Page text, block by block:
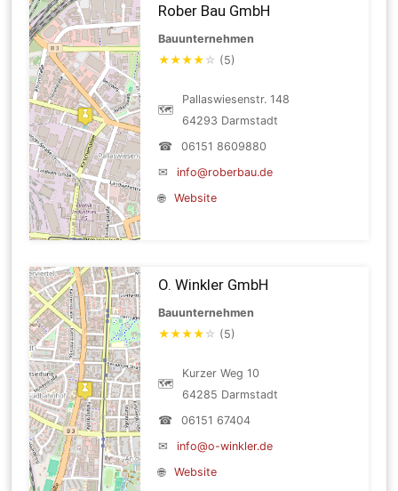
Rober Bau GmbH
Bauunternehmen
★★★★ ☆ (5)
🗺
Pallaswiesenstr. 148
64293 Darmstadt
☎
06151 8609880
✉
info@roberbau.de
🌐
Website
O. Winkler GmbH
Bauunternehmen
★★★★ ☆ (5)
🗺
Kurzer Weg 10
64285 Darmstadt
☎
06151 67404
✉
info@o-winkler.de
🌐
Website